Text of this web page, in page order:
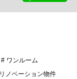
ワンルーム
リノベーション物件